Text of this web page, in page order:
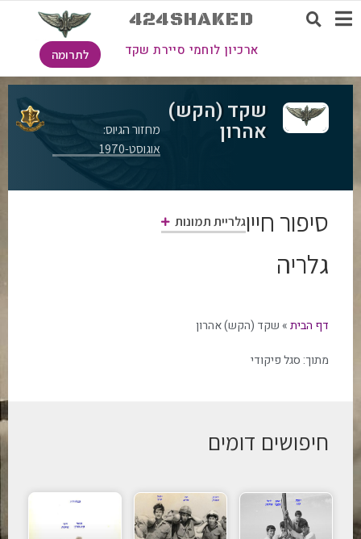
424SHAKED
ארכיון לוחמי סיירת שקד לתרומה
שקד (הקש)
אהרון
מחזור הגיוס:
אוגוסט-1970
סיפור חייוגלריית תמונות
גלריה
דף הבית» שקד (הקש) אהרון
מתוך: סגל פיקודי
חיפושים דומים